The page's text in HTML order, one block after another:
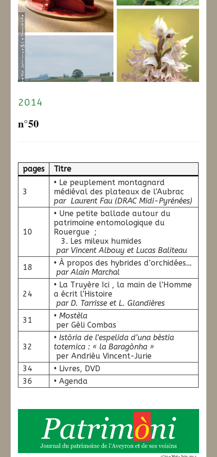
2014
n°50
pages Titre
3
• Le peuplement montagnard
médiéval des plateaux de l’Aubrac
par Laurent Fau (DRAC Midi-Pyrénées)
10
• Une petite ballade autour du
patrimoine entomologique du
Rouergue ;
3. Les mileux humides
par Vincent Albouy et Lucas Baliteau
18
• À propos des hybrides d’orchidées…
par Alain Marchal
24
• La Truyère Ici , la main de l’Homme
a écrit l’Histoire
par D. Tarrisse et L. Glandières
31
•Mostèla
per Gèli Combas
32
• Istòria de l’espelida d’una bèstia
totemica : « la Baragònha »
per Andrièu Vincent-Jurie
34
• Livres, DVD
36
• Agenda